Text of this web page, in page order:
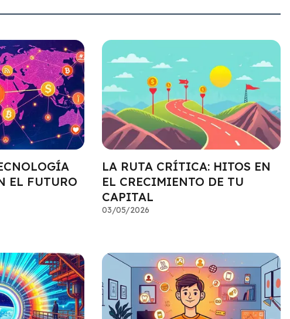
EL FUTURO
LA RUTA CRÍTICA: HITOS EN
EL CRECIMIENTO DE TU
CAPITAL
03/05/2026